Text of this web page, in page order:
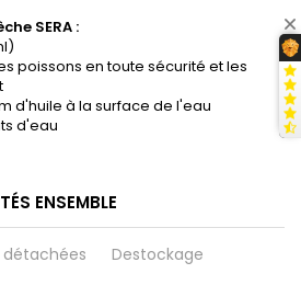
SERA :
poissons en toute sécurité et les
d'huile à la surface de l'eau
d'eau
ENSEMBLE
détachées
Destockage